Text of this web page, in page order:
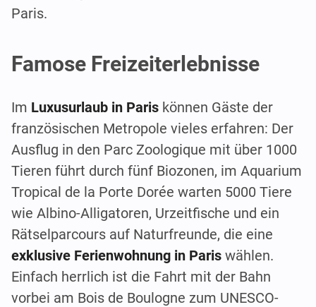
Paris.
Famose Freizeiterlebnisse
Im Luxusurlaub in Paris können Gäste der
französischen Metropole vieles erfahren: Der
Ausflug in den Parc Zoologique mit über 1000
Tieren führt durch fünf Biozonen, im Aquarium
Tropical de la Porte Dorée warten 5000 Tiere
wie Albino-Alligatoren, Urzeitfische und ein
Rätselparcours auf Naturfreunde, die eine
exklusive Ferienwohnung in Paris wählen.
Einfach herrlich ist die Fahrt mit der Bahn
vorbei am Bois de Boulogne zum UNESCO-